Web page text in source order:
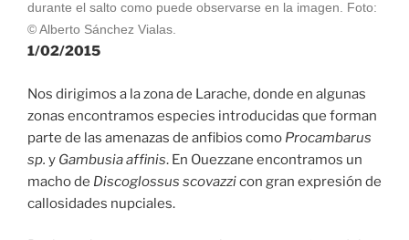
durante el salto como puede observarse en la imagen. Foto:
© Alberto Sánchez Vialas.
1/02/2015
Nos dirigimos a la zona de Larache, donde en algunas
zonas encontramos especies introducidas que forman
parte de las amenazas de anfibios como Procambarus
sp. y Gambusia affinis. En Ouezzane encontramos un
macho de Discoglossus scovazzicon gran expresión de
callosidades nupciales.